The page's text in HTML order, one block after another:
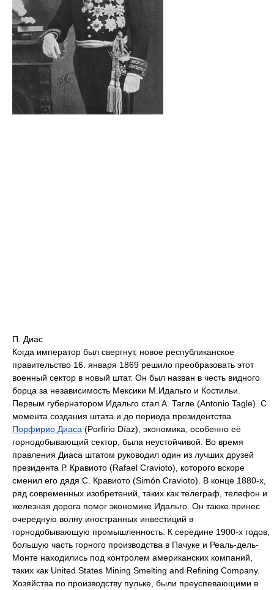
П. Диас
Когда император был свергнут, новое республиканское
правительство 16. января 1869 решило преобразовать этот
военный сектор в новый штат. Он был назван в честь видного
борца за независимость Мексики М.Идальго и Костильи.
Первым губернатором Идальго стал А. Тагле (Antonio Tagle). С
момента создания штата и до периода президентства
Порфирио Диаса (Porfirio Díaz), экономика, особенно её
горнодобывающий сектор, была неустойчивой. Во время
правления Диаса штатом руководил один из лучших друзей
президента Р. Кравиото (Rafael Cravioto), которого вскоре
сменил его дядя С. Кравиото (Simón Cravioto). В конце 1880-х,
ряд современных изобретений, таких как телеграф, телефон и
железная дорога помог экономике Идальго. Он также принес
очередную волну иностранных инвестиций в
горнодобывающую промышленность. К середине 1900-х годов,
большую часть горного производства в Пачуке и Реаль-дель-
Монте находились под контролем американских компаний,
таких как United States Mining Smelting and Refining Company.
Хозяйства по производству пульке, были преуспевающими в